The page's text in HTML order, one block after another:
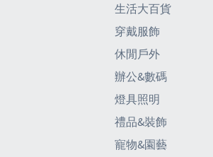
生活大百貨
穿戴服飾
休閒戶外
辦公&數碼
燈具照明
禮品&裝飾
寵物&園藝